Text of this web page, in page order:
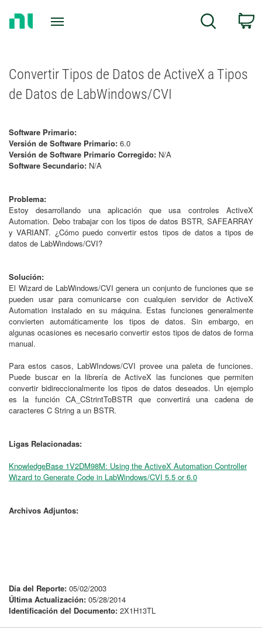
Search
Convertir Tipos de Datos de ActiveX a Tipos
de Datos de LabWindows/CVI
Software Primario:
Versión de Software Primario: 6.0
Versión de Software Primario Corregido: N/A
Software Secundario: N/A
Problema:
Estoy desarrollando una aplicación que usa controles ActiveX
Automation. Debo trabajar con los tipos de datos BSTR, SAFEARRAY
y VARIANT. ¿Cómo puedo convertir estos tipos de datos a tipos de
datos de LabWindows/CVI?
Solución:
El Wizard de LabWindows/CVI genera un conjunto de funciones que se
pueden usar para comunicarse con cualquien servidor de ActiveX
Automation instalado en su máquina. Estas funciones generalmente
convierten automáticamente los tipos de datos. Sin embargo, en
algunas ocasiones es necesario convertir estos tipos de datos de forma
manual.
Para estos casos, LabWIndows/CVI provee una paleta de funciones.
Puede buscar en la librería de ActiveX las funciones que permiten
convertir bidireccionalmente los tipos de datos deseados. Un ejemplo
es la función CA_CStrintToBSTR que convertirá una cadena de
caracteres C String a un BSTR.
Ligas Relacionadas:
KnowledgeBase 1V2DM98M: Using the ActiveX Automation Controller
Wizard to Generate Code in LabWindows/CVI 5.5 or 6.0
Archivos Adjuntos:
Día del Reporte: 05/02/2003
Última Actualización: 05/28/2014
Identificación del Documento: 2X1H13TL